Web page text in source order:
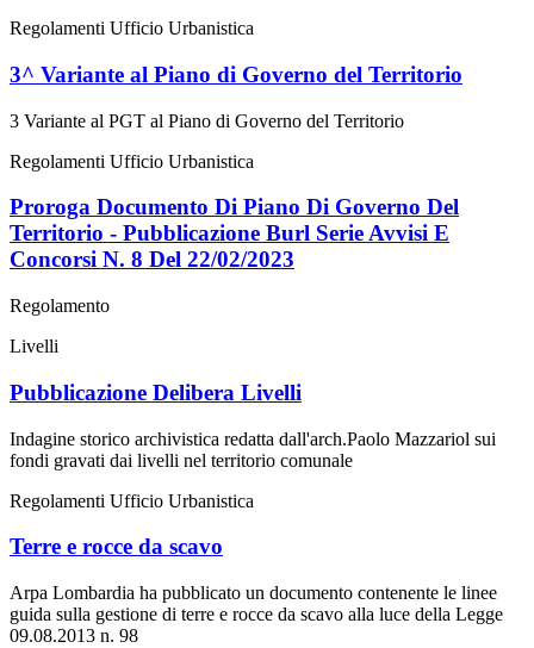
Regolamenti Ufficio Urbanistica
3^ Variante al Piano di Governo del Territorio
3 Variante al PGT al Piano di Governo del Territorio
Regolamenti Ufficio Urbanistica
Proroga Documento Di Piano Di Governo Del
Territorio - Pubblicazione Burl Serie Avvisi E
Concorsi N. 8 Del 22/02/2023
Regolamento
Livelli
Pubblicazione Delibera Livelli
Indagine storico archivistica redatta dall'arch.Paolo Mazzariol sui
fondi gravati dai livelli nel territorio comunale
Regolamenti Ufficio Urbanistica
Terre e rocce da scavo
Arpa Lombardia ha pubblicato un documento contenente le linee
guida sulla gestione di terre e rocce da scavo alla luce della Legge
09.08.2013 n. 98